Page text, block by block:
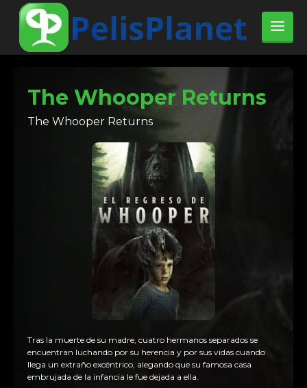
The Whooper Returns
The Whooper Returns
Tras la muerte de su madre, cuatro hermanos separados se
encuentran luchando por su herencia y por sus vidas cuando
llega un extraño excéntrico, alegando que su famosa casa
embrujada de la infancia le fue dejada a ella.